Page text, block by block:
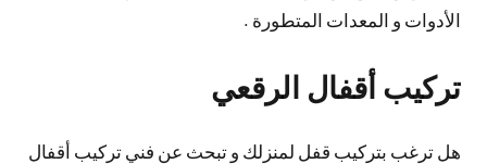
الأدوات و المعدات المتطورة .
تركيب أقفال الرقعي
هل ترغب بتركيب قفل لمنزلك و تبحث عن فني تركيب أقفال